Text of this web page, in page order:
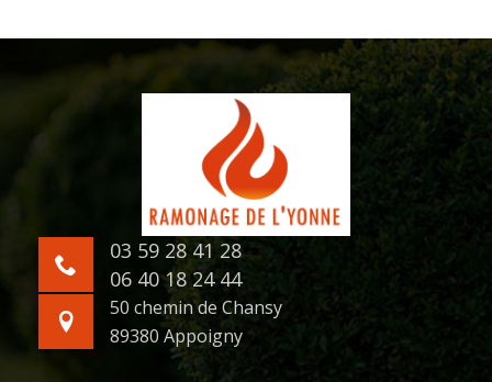
03 59 28 41 28
06 40 18 24 44
50 chemin de Chansy
89380 Appoigny